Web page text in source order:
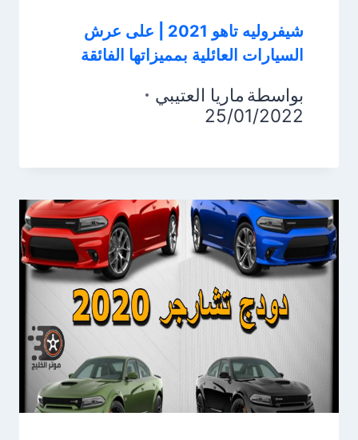
شيفروليه تاهو 2021 | على عرش
السيارات العائلية بمميزاتها الفائقة
بواسطة ماريا العتيبي
25/01/2022